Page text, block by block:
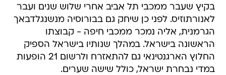
בקיץ שעבר ממכבי תל אביב אחרי שלוש שנים ועבר
לאנורתוזיס. לפני כן שיחק גם בבורוסיה מנשנגלדבאך
הגרמנית, אליה נמכר ממכבי חיפה - קבוצתו
הראשונה בישראל. במהלך שנותיו בישראל הספיק
החלוץ הארגנטינאי גם להתאזרח ולרשום 21 הופעות
במדי נבחרת ישראל, כולל שישה שערים.